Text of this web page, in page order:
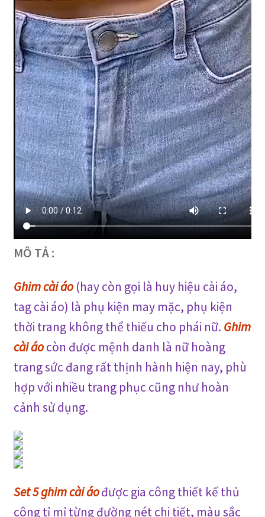
MÔ TẢ :
Ghim cài áo(hay còn gọi là huy hiệu cài áo,
tag cài áo) là phụ kiện may mặc, phụ kiện
thời trang không thể thiếu cho phái nữ. Ghim
cài áocòn được mệnh danh là nữ hoàng
trang sức đang rất thịnh hành hiện nay, phù
hợp với nhiều trang phục cũng như hoàn
cảnh sử dụng.
Set 5 ghim cài áođược gia công thiết kế thủ
côngtỉ mỉ từng đường nét chi tiết, màu sắc